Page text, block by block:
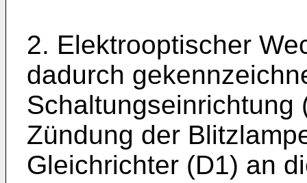
2. Elektrooptischer
dadurch
Schaltungseinrichtung
Zündung der
Gleichrichter (D1) an